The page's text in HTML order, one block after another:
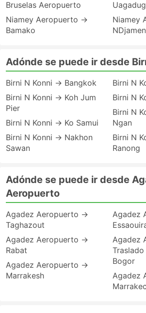
Bruselas Aeropuerto
Niamey Aeropuerto →
Bamako
Niamey
Adónde se puede ir desde
Birni N Konni → Bangkok
Birni N Konni → Koh Jum
Pier
Birni N Konni → Ko Samui
Birni N Konni → Nakhon
Sawan
Birni N
Birni N
Birni N
Ngan
Birni N
Ranong
Adónde se puede ir desde
Aeropuerto
Agadez Aeropuerto →
Taghazout
Agadez Aeropuerto →
Rabat
Agadez Aeropuerto →
Marrakesh
Agadez
Agadez
Bogor
Agadez